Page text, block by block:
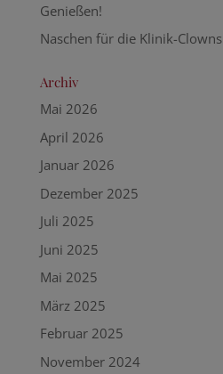
Genießen!
Naschen für die Klinik-Clowns
Archiv
Mai 2026
April 2026
Januar 2026
Dezember 2025
Juli 2025
Juni 2025
Mai 2025
März 2025
Februar 2025
November 2024